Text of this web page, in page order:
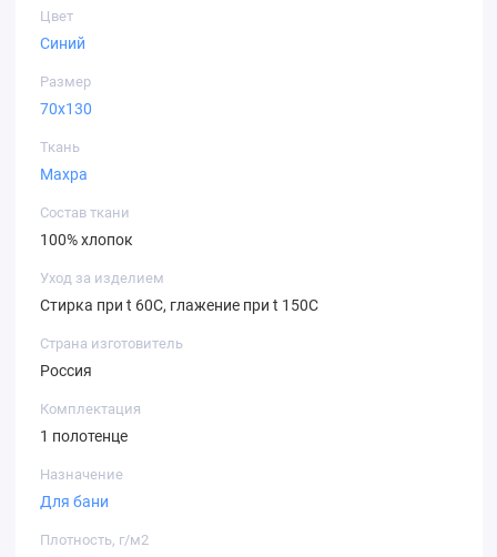
Цвет
Синий
Размер
70х130
Ткань
Махра
Состав ткани
100% хлопок
Уход за изделием
Стирка при t 60С, глажение при t 150C
Страна изготовитель
Россия
Комплектация
1 полотенце
Назначение
Для бани
Плотность, г/м2